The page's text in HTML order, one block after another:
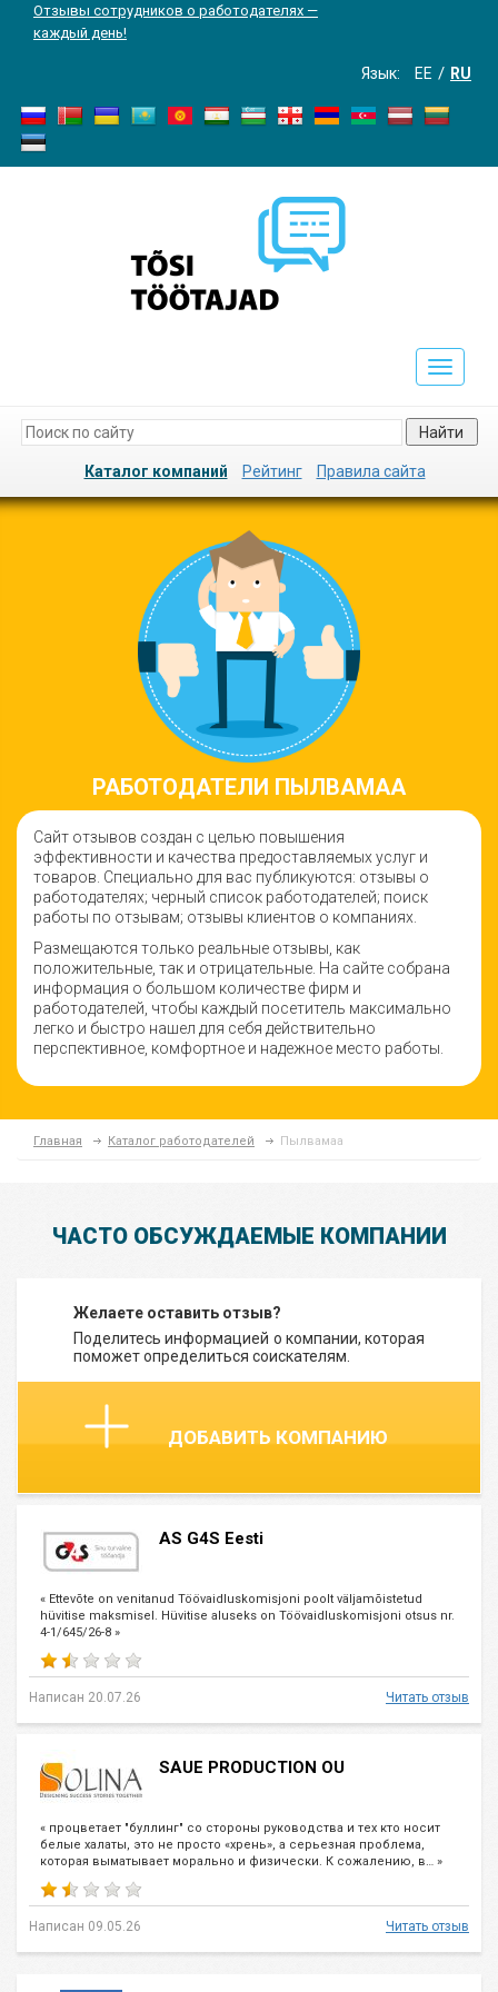
Отзывы сотрудников о работодателях —
каждый день!
Язык: EE RU
Toggle
Найти
Каталог компаний Рейтинг Правила сайта
РАБОТОДАТЕЛИ ПЫЛВАМАА
Сайт отзывов создан с целью повышения
эффективности и качества предоставляемых услуг и
товаров. Специально для вас публикуются: отзывы о
работодателях; черный список работодателей; поиск
работы по отзывам; отзывы клиентов о компаниях.
Размещаются только реальные отзывы, как
положительные, так и отрицательные. На сайте собрана
информация о большом количестве фирм и
работодателей, чтобы каждый посетитель максимально
легко и быстро нашел для себя действительно
перспективное, комфортное и надежное место работы.
Главная Каталог работодателей Пылвамаа
ЧАСТО ОБСУЖДАЕМЫЕ КОМПАНИИ
Желаете оставить отзыв?
Поделитесь информацией о компании, которая
поможет определиться соискателям.
ДОБАВИТЬ КОМПАНИЮ
AS G4S Eesti
« Ettevõte on venitanud Töövaidluskomisjoni poolt väljamõistetud
hüvitise maksmisel. Hüvitise aluseks on Töövaidluskomisjoni otsus nr.
4-1/645/26-8 »
Написан 20.07.26 Читать отзыв
SAUE PRODUCTION OU
« процветает "буллинг" со стороны руководства и тех кто носит
белые халаты, это не просто «хрень», а серьезная проблема,
которая выматывает морально и физически. К сожалению, в… »
Написан 09.05.26 Читать отзыв